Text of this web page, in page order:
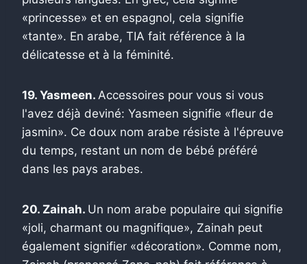
«princesse» et en espagnol, cela signifie
«tante». En arabe, TIA fait référence à la
délicatesse et à la féminité.
19. Yasmeen. Accessoires pour vous si vous
l'avez déjà deviné: Yasmeen signifie «fleur de
jasmin». Ce doux nom arabe résiste à l'épreuve
du temps, restant un nom de bébé préféré
dans les pays arabes.
20. Zainah. Un nom arabe populaire qui signifie
«joli, charmant ou magnifique», Zainah peut
également signifier «décoration». Comme nom,